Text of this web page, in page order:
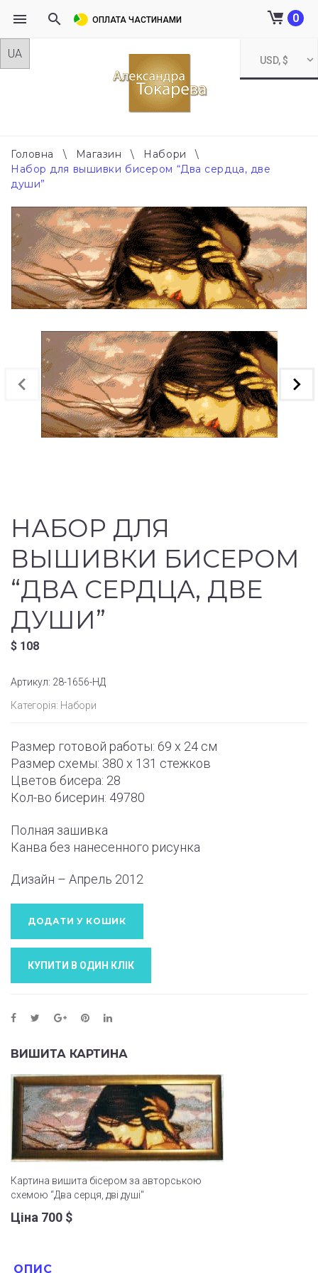
Skip
USD, $
0
ОПЛАТА ЧАСТИНАМИ
Головна \ Магазин \ Набори
\
Набор для вышивки бисером “Два сердца, две
души”
НАБОР ДЛЯ
ВЫШИВКИ БИСЕРОМ
“ДВА СЕРДЦА, ДВЕ
ДУШИ”
$ 108
Артикул: 28-1656-НД
Категорія: Набори
Размер готовой работы: 69 x 24 см
Размер схемы: 380 x 131 стежков
Цветов бисера: 28
Кол-во бисерин: 49780
Полная зашивка
Канва без нанесенного рисунка
Дизайн – Апрель 2012
ДОДАТИ У КОШИК
КУПИТИ В ОДИН КЛIК
ОПИС
ВИШИТА КАРТИНА
Картина вишита бісером за авторською
схемою “Два серця, дві душі"
Ціна 700 $